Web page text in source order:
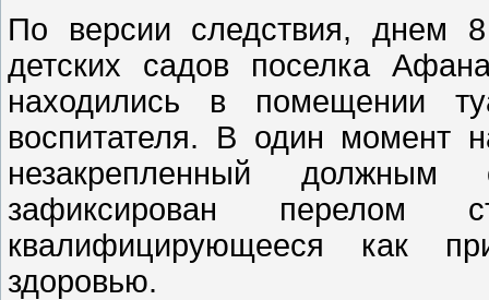
По версии следствия, днем
детских садов поселка
находились в помещении
воспитателя. В один момент
незакрепленный
зафиксирован перелом
квалифицирующееся как
здоровью.